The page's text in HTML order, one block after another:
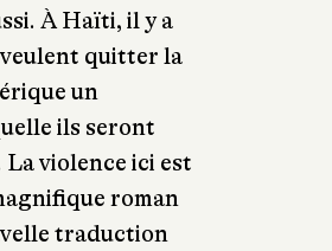
À Haïti, il y a
veulent quitter la
un
ils seront
violence ici est
roman
traduction